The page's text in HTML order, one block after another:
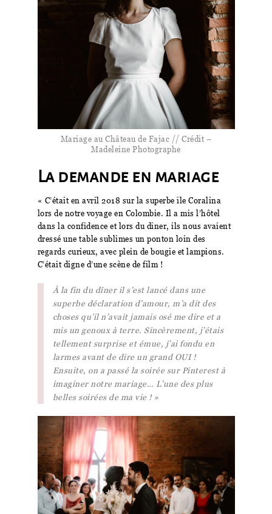
Mariage au Château de Fajac // Crédit –
Madeleine Photographe
La demande en mariage
« C’était en avril 2018 sur la superbe île Coralina
lors de notre voyage en Colombie. Il a mis l’hôtel
dans la confidence et lors du dîner, ils nous avaient
dressé une table sublimes un ponton loin des
regards curieux, avec plein de bougie et lampions.
C’était digne d’une scène de film !
À la fin du dîner il s’est lancé dans une
superbe déclaration d’amour, m’a dit des
choses qu’il n’avait jamais osé me dire et a
mis un genoux à terre. Sincèrement, j’étais
tellement surprise et émue, j’ai fondu en
larmes avant de dire un grand OUI !
Ensuite, on a passé la soirée sur Pinterest à
imaginer notre mariage… L’une des plus
belles soirées de ma vie ! »